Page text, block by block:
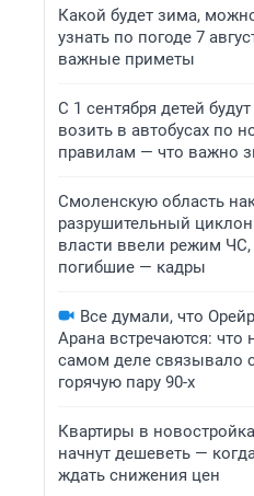
Какой будет зима,
узнать по погоде 7
важные приметы
С 1 сентября детей будут
возить в автобусах по
правилам — что важно
Смоленскую область
разрушительный
власти ввели режим ЧС,
погибшие — кадры
Все думали, что
Арана встречаются: что
самом деле связывало
горячую пару 90-х
Квартиры в
начнут дешеветь —
ждать снижения цен